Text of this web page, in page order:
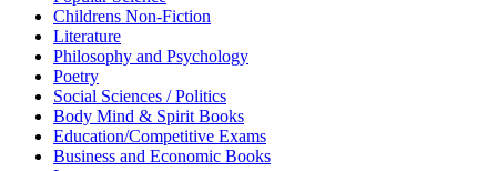
Childrens Non-Fiction
Literature
Philosophy and Psychology
Poetry
Social Sciences / Politics
Body Mind & Spirit Books
Education/Competitive Exams
Business and Economic Books